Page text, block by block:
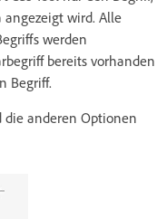
wird. Alle
werden
bereits vorhanden
Begriff.
die anderen Optionen